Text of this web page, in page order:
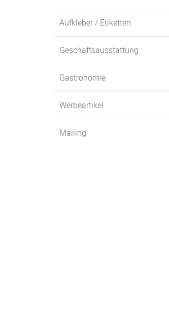
Aufkleber / Etiketten
Geschäftsausstattung
Gastronomie
Werbeartikel
Mailing